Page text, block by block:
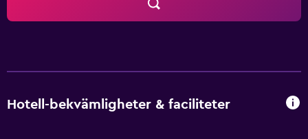
Hotell-bekvämligheter & faciliteter